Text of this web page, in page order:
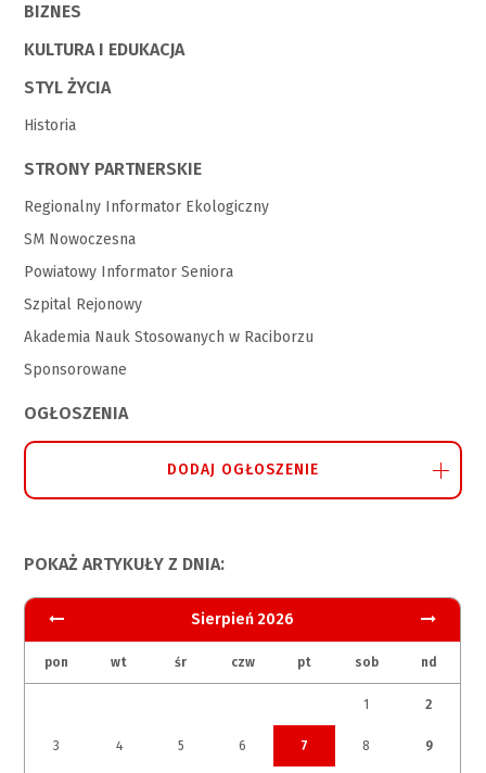
BIZNES
KULTURA I EDUKACJA
STYL ŻYCIA
Historia
STRONY PARTNERSKIE
Regionalny Informator Ekologiczny
SM Nowoczesna
Powiatowy Informator Seniora
Szpital Rejonowy
Akademia Nauk Stosowanych w Raciborzu
Sponsorowane
OGŁOSZENIA
DODAJ OGŁOSZENIE
POKAŻ ARTYKUŁY Z DNIA:
Sierpień 2026
pon wt śr czw pt sob nd
1 2
3 4 5 6 7 8 9